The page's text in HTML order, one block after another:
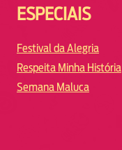
ESPECIAIS
Festival da Alegria
Respeita Minha História
Semana Maluca